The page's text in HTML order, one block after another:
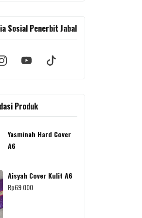
Sosial Penerbit Jabal
Produk
Yasminah Hard Cover
A6
Aisyah Cover Kulit A6
Rp69.000